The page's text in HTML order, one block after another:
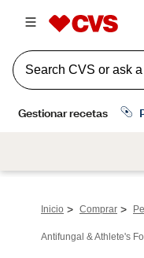
Inicio > Comprar >
Antifungal & Athlete's